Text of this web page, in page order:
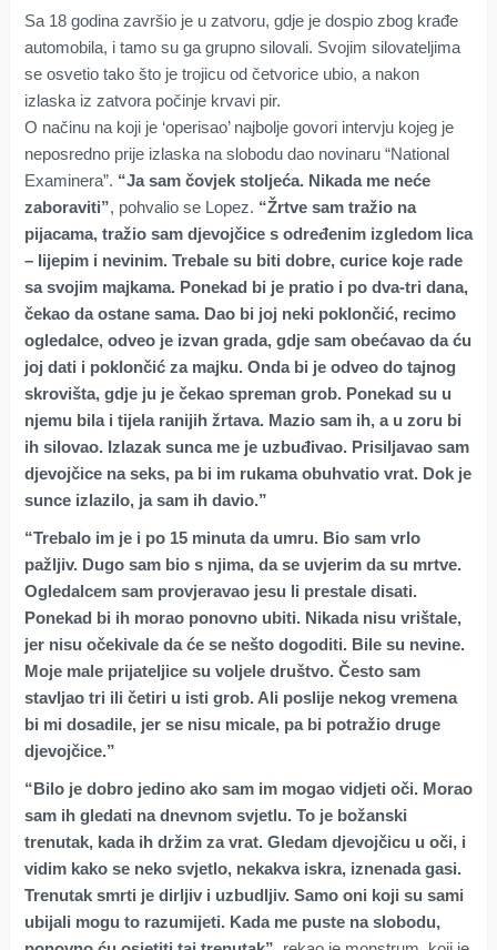
Sa 18 godina završio je u zatvoru, gdje je dospio zbog krađe
automobila, i tamo su ga grupno silovali. Svojim silovateljima
se osvetio tako što je trojicu od četvorice ubio, a nakon
izlaska iz zatvora počinje krvavi pir.
O načinu na koji je ‘operisao’ najbolje govori intervju kojeg je
neposredno prije izlaska na slobodu dao novinaru “National
Examinera”. “Ja sam čovjek stoljeća. Nikada me neće
zaboraviti”, pohvalio se Lopez. “Žrtve sam tražio na
pijacama, tražio sam djevojčice s određenim izgledom lica
– lijepim i nevinim. Trebale su biti dobre, curice koje rade
sa svojim majkama. Ponekad bi je pratio i po dva-tri dana,
čekao da ostane sama. Dao bi joj neki poklončić, recimo
ogledalce, odveo je izvan grada, gdje sam obećavao da ću
joj dati i poklončić za majku. Onda bi je odveo do tajnog
skrovišta, gdje ju je čekao spreman grob. Ponekad su u
njemu bila i tijela ranijih žrtava. Mazio sam ih, a u zoru bi
ih silovao. Izlazak sunca me je uzbuđivao. Prisiljavao sam
djevojčice na seks, pa bi im rukama obuhvatio vrat. Dok je
sunce izlazilo, ja sam ih davio.”
“Trebalo im je i po 15 minuta da umru. Bio sam vrlo
pažljiv. Dugo sam bio s njima, da se uvjerim da su mrtve.
Ogledalcem sam provjeravao jesu li prestale disati.
Ponekad bi ih morao ponovno ubiti. Nikada nisu vrištale,
jer nisu očekivale da će se nešto dogoditi. Bile su nevine.
Moje male prijateljice su voljele društvo. Često sam
stavljao tri ili četiri u isti grob. Ali poslije nekog vremena
bi mi dosadile, jer se nisu micale, pa bi potražio druge
djevojčice.”
“Bilo je dobro jedino ako sam im mogao vidjeti oči. Morao
sam ih gledati na dnevnom svjetlu. To je božanski
trenutak, kada ih držim za vrat. Gledam djevojčicu u oči, i
vidim kako se neko svjetlo, nekakva iskra, iznenada gasi.
Trenutak smrti je dirljiv i uzbudljiv. Samo oni koji su sami
ubijali mogu to razumijeti. Kada me puste na slobodu,